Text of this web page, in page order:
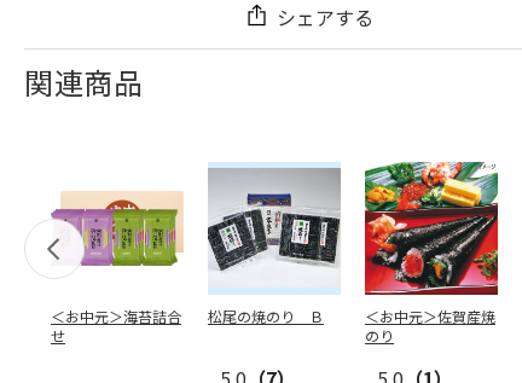
シェアする
関連商品
＜お中元＞海苔詰合
せ
松尾の焼のり Ｂ
＜お中元＞佐賀産焼
のり